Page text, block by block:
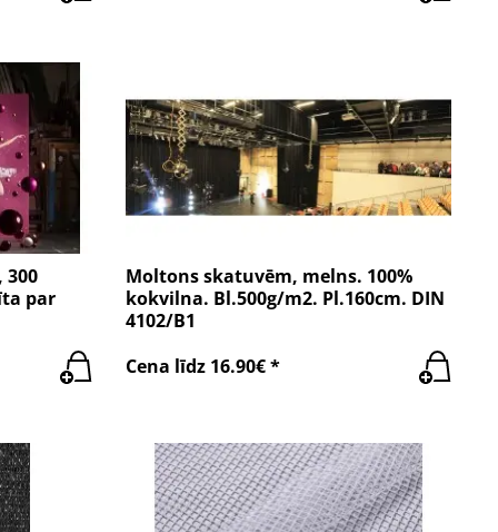
par
Moltons skatuvēm, melns. 100%
kokvilna. Bl.500g/m2. Pl.160cm. DIN
4102/B1
Cena līdz 16.90€ *